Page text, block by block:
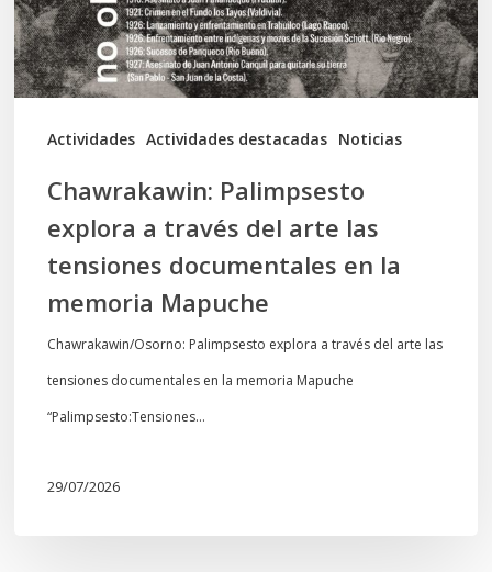
Actividades Actividades destacadas Noticias
arte
las
tensiones
documentales
memoria
Mapuche
Chawrakawin: Palimpsesto
explora a través del arte las
tensiones documentales en la
memoria Mapuche
Chawrakawin/Osorno: Palimpsesto explora a través del arte las
tensiones documentales en la memoria Mapuche
“Palimpsesto:Tensiones…
29/07/2026